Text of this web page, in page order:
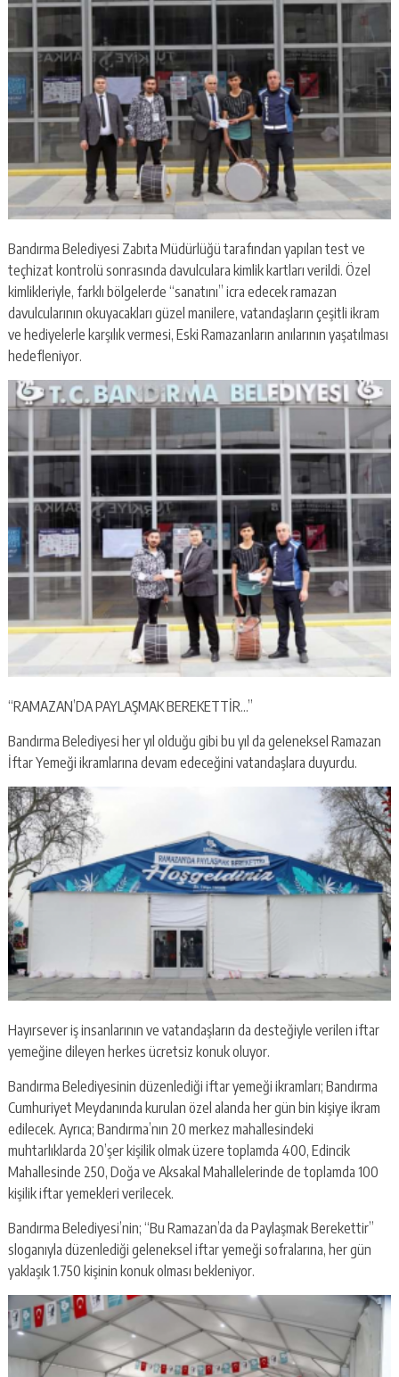
Bandırma Belediyesi Zabıta Müdürlüğü tarafından yapılan test ve
teçhizat kontrolü sonrasında davulculara kimlik kartları verildi. Özel
kimlikleriyle, farklı bölgelerde “sanatını” icra edecek ramazan
davulcularının okuyacakları güzel manilere, vatandaşların çeşitli ikram
ve hediyelerle karşılık vermesi, Eski Ramazanların anılarının yaşatılması
hedefleniyor.
“RAMAZAN’DA PAYLAŞMAK BEREKETTİR…”
Bandırma Belediyesi her yıl olduğu gibi bu yıl da geleneksel Ramazan
İftar Yemeği ikramlarına devam edeceğini vatandaşlara duyurdu.
Hayırsever iş insanlarının ve vatandaşların da desteğiyle verilen iftar
yemeğine dileyen herkes ücretsiz konuk oluyor.
Bandırma Belediyesinin düzenlediği iftar yemeği ikramları; Bandırma
Cumhuriyet Meydanında kurulan özel alanda her gün bin kişiye ikram
edilecek. Ayrıca; Bandırma’nın 20 merkez mahallesindeki
muhtarlıklarda 20’şer kişilik olmak üzere toplamda 400, Edincik
Mahallesinde 250, Doğa ve Aksakal Mahallelerinde de toplamda 100
kişilik iftar yemekleri verilecek.
Bandırma Belediyesi’nin; “Bu Ramazan’da da Paylaşmak Berekettir”
sloganıyla düzenlediği geleneksel iftar yemeği sofralarına, her gün
yaklaşık 1.750 kişinin konuk olması bekleniyor.